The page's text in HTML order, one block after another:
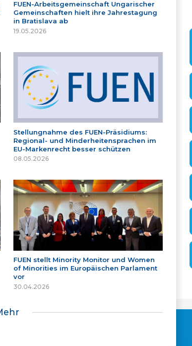
FUEN-Arbeitsgemeinschaft Ungarischer
Gemeinschaften hielt ihre Jahrestagung
in Bratislava ab
19.05.2026
Stellungnahme des FUEN-Präsidiums:
Regional- und Minderheitensprachen im
EU-Markenrecht besser schützen
08.05.2026
FUEN stellt Minority Monitor und Women
of Minorities im Europäischen Parlament
vor
30.04.2026